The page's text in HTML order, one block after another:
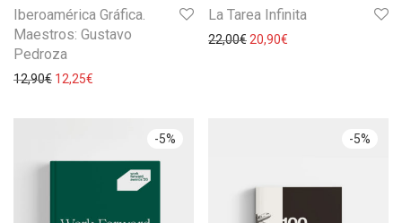
Iberoamérica Gráfica.
Maestros: Gustavo
Pedroza
12,90€ 12,25€
La Tarea Infinita
22,00€20,90€
-5% -5%